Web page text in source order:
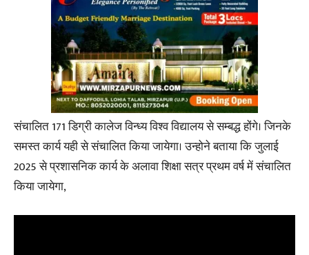
संचालित 171 डिग्री कालेज विन्ध्य विश्व विद्यालय से सम्बद्ध होंगे। जिनके
समस्त कार्य यही से संचालित किया जायेगा। उन्होने बताया कि जुलाई
2025 से प्रशासनिक कार्य के अलावा शिक्षा सत्र प्रथम वर्ष में संचालित
किया जायेगा,